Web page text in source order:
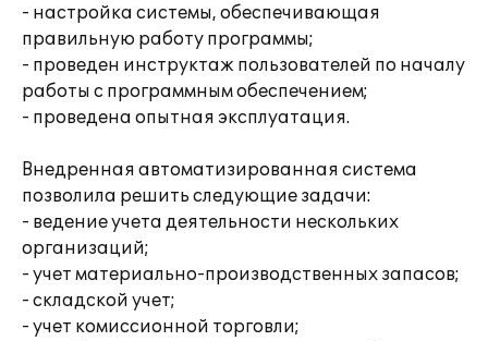
- настройка системы, обеспечивающая
правильную работу программы;
- проведен инструктаж пользователей по началу
работы с программным обеспечением;
- проведена опытная эксплуатация.
Внедренная автоматизированная система
позволила решить следующие задачи:
- ведение учета деятельности нескольких
организаций;
- учет материально-производственных запасов;
- складской учет;
- учет комиссионной торговли;